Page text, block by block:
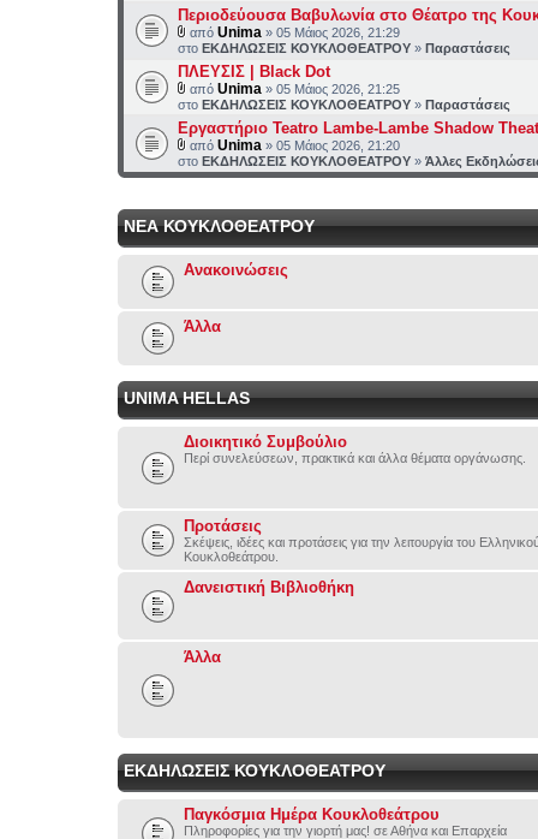
Περιοδεύουσα Βαβυλωνία στο Θέατρο της
από Unima » 05 Μάιος 2026, 21:29
στο ΕΚΔΗΛΩΣΕΙΣ ΚΟΥΚΛΟΘΕΑΤΡΟΥ » Παραστάσεις
ΠΛΕΥΣΙΣ | Black Dot
από Unima » 05 Μάιος 2026, 21:25
στο ΕΚΔΗΛΩΣΕΙΣ ΚΟΥΚΛΟΘΕΑΤΡΟΥ » Παραστάσεις
Εργαστήριο Teatro Lambe-Lambe Shadow
από Unima » 05 Μάιος 2026, 21:20
στο ΕΚΔΗΛΩΣΕΙΣ ΚΟΥΚΛΟΘΕΑΤΡΟΥ » Άλλες
ΝΕΑ ΚΟΥΚΛΟΘΕΑΤΡΟΥ
Ανακοινώσεις
Άλλα
UNIMA HELLAS
Διοικητικό Συμβούλιο
Περί συνελεύσεων, πρακτικά και άλλα θέματα οργάνωσης.
Προτάσεις
Σκέψεις, ιδέες και προτάσεις για την λειτουργία του
Κουκλοθεάτρου.
Δανειστική Βιβλιοθήκη
Άλλα
ΕΚΔΗΛΩΣΕΙΣ ΚΟΥΚΛΟΘΕΑΤΡΟΥ
Παγκόσμια Ημέρα Κουκλοθεάτρου
Πληροφορίες για την γιορτή μας! σε Αθήνα και Επαρχεία